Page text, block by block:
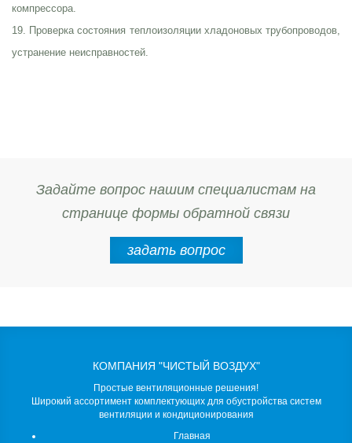
компрессора.
19. Проверка состояния теплоизоляции хладоновых трубопроводов,
устранение неисправностей.
Задайте вопрос нашим специалистам на
странице формы обратной связи
задать вопрос
КОМПАНИЯ "ЧИСТЫЙ ВОЗДУХ"
Простые вентиляционные решения!
Широкий ассортимент комплектующих для обустройства систем
вентиляции и кондиционирования
Главная